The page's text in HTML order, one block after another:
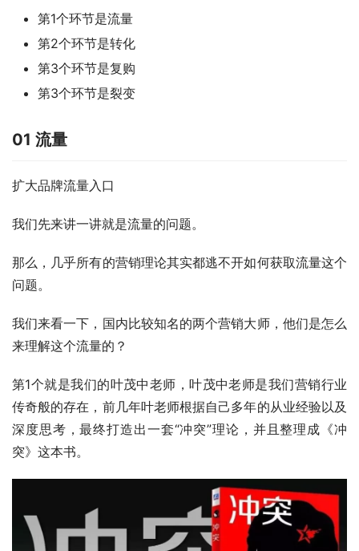
第1个环节是流量
第2个环节是转化
第3个环节是复购
第3个环节是裂变
01 流量
扩大品牌流量入口
我们先来讲一讲就是流量的问题。
那么，几乎所有的营销理论其实都逃不开如何获取流量这个
问题。
我们来看一下，国内比较知名的两个营销大师，他们是怎么
来理解这个流量的？
第1个就是我们的叶茂中老师，叶茂中老师是我们营销行业
传奇般的存在，前几年叶老师根据自己多年的从业经验以及
深度思考，最终打造出一套“冲突”理论，并且整理成《冲
突》这本书。